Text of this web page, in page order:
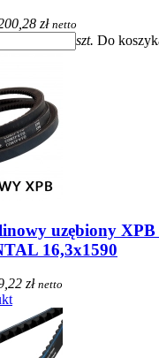
złnetto
szt. Do
uzębiony
16,3x1590
złnetto